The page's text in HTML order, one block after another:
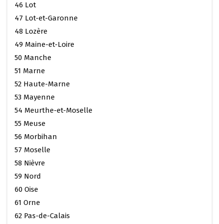
46 Lot
47 Lot-et-Garonne
48 Lozère
49 Maine-et-Loire
50 Manche
51 Marne
52 Haute-Marne
53 Mayenne
54 Meurthe-et-Moselle
55 Meuse
56 Morbihan
57 Moselle
58 Nièvre
59 Nord
60 Oise
61 Orne
62 Pas-de-Calais